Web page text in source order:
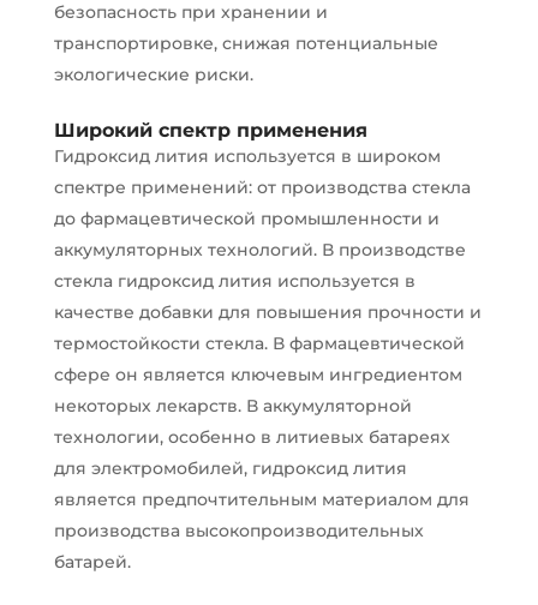
безопасность при хранении и
транспортировке, снижая потенциальные
экологические риски.
Широкий спектр применения
Гидроксид лития используется в широком
спектре применений: от производства стекла
до фармацевтической промышленности и
аккумуляторных технологий. В производстве
стекла гидроксид лития используется в
качестве добавки для повышения прочности и
термостойкости стекла. В фармацевтической
сфере он является ключевым ингредиентом
некоторых лекарств. В аккумуляторной
технологии, особенно в литиевых батареях
для электромобилей, гидроксид лития
является предпочтительным материалом для
производства высокопроизводительных
батарей.